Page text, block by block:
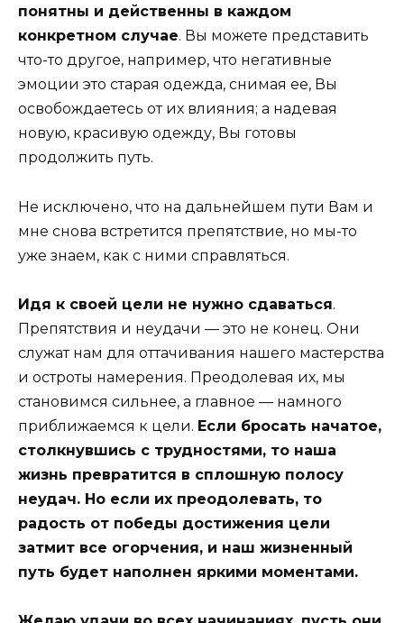
понятны и действенны в каждом
конкретном случае. Вы можете представить
что-то другое, например, что негативные
эмоции это старая одежда, снимая ее, Вы
освобождаетесь от их влияния; а надевая
новую, красивую одежду, Вы готовы
продолжить путь.
Не исключено, что на дальнейшем пути Вам и
мне снова встретится препятствие, но мы-то
уже знаем, как с ними справляться.
Идя к своей цели не нужно сдаваться.
Препятствия и неудачи — это не конец. Они
служат нам для оттачивания нашего мастерства
и остроты намерения. Преодолевая их, мы
становимся сильнее, а главное — намного
приближаемся к цели. Если бросать начатое,
столкнувшись с трудностями, то наша
жизнь превратится в сплошную полосу
неудач. Но если их преодолевать, то
радость от победы достижения цели
затмит все огорчения, и наш жизненный
путь будет наполнен яркими моментами.